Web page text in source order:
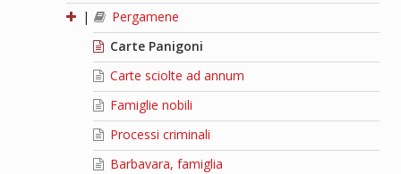
|
Pergamene
Carte Panigoni
Carte sciolte ad annum
Famiglie nobili
Processi criminali
Barbavara, famiglia